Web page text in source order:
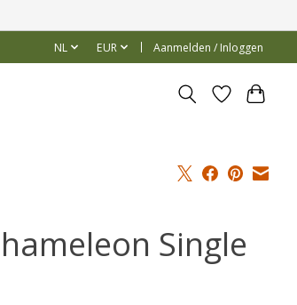
NL EUR Aanmelden / Inloggen
Single